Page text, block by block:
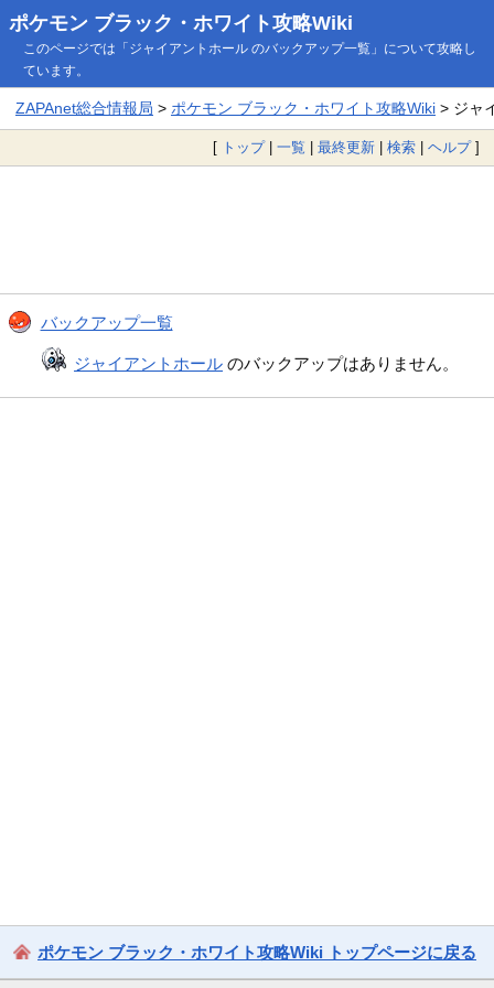
ポケモン ブラック・ホワイト攻略Wiki
このページでは「ジャイアントホール のバックアップ一覧」について攻略し
ています。
ZAPAnet総合情報局 > ポケモン ブラック・ホワイト攻略Wiki> ジャ
[ トップ| 一覧 | 最終更新 | 検索 | ヘルプ]
バックアップ一覧
ジャイアントホール のバックアップはありません。
ポケモン ブラック・ホワイト攻略Wiki トップページに戻る